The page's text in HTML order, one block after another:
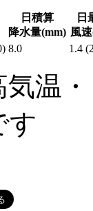
日積算
降水量(mm)
日
風
8.0 1.4
温
す